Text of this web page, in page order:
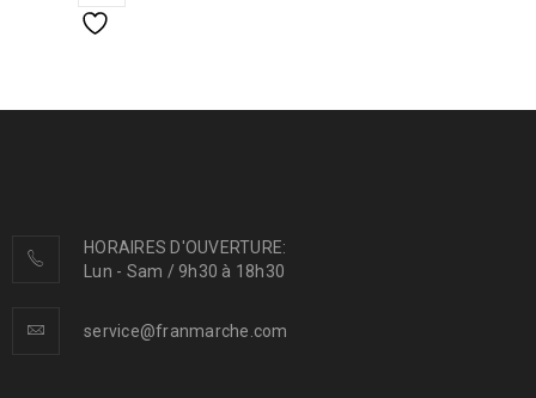
HORAIRES D'OUVERTURE:
Lun - Sam / 9h30 à 18h30
service@franmarche.com